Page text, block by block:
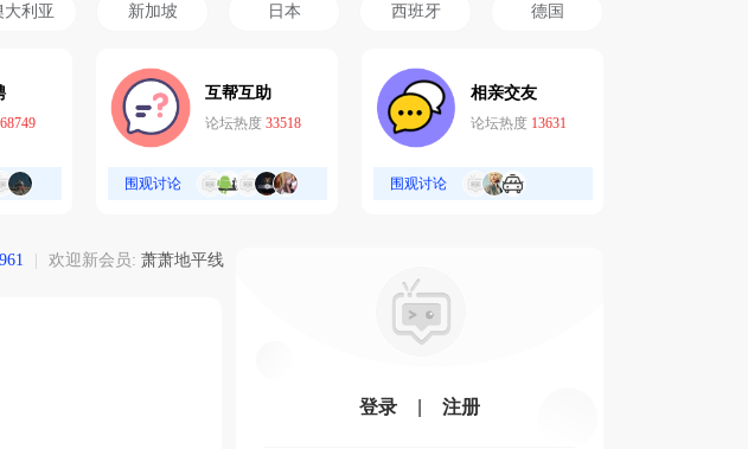
大利亚 新加坡 日本 西班牙 德国
68749
互帮互助
论坛热度 33518
围观讨论
相亲交友
论坛热度 13631
围观讨论
欢迎新会员: 萧萧地平线
登录 注册